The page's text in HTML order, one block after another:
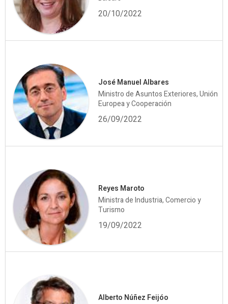
20/10/2022
José Manuel Albares
Ministro de Asuntos Exteriores, Unión
Europea y Cooperación
26/09/2022
Reyes Maroto
Ministra de Industria, Comercio y
Turismo
19/09/2022
Alberto Núñez Feijóo